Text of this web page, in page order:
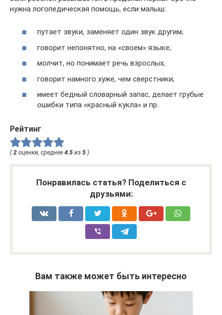
нужна логопедическая помощь, если малыш:
путает звуки, заменяет один звук другим;
говорит непонятно, на «своем» языке;
молчит, но понимает речь взрослых;
говорит намного хуже, чем сверстники;
имеет бедный словарный запас, делает грубые
ошибки типа «красный кукла» и пр.
Рейтинг
( 2 оценки, среднее 4.5 из 5 )
Понравилась статья? Поделиться с
друзьями:
Вам также может быть интересно